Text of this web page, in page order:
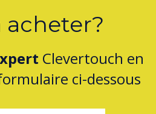
acheter?
Clevertouch en
ci-dessous